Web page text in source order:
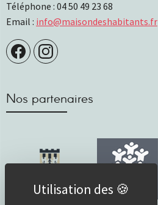
Téléphone : 04 50 49 23 68
Email : info@maisondeshabitants.fr
Nos partenaires